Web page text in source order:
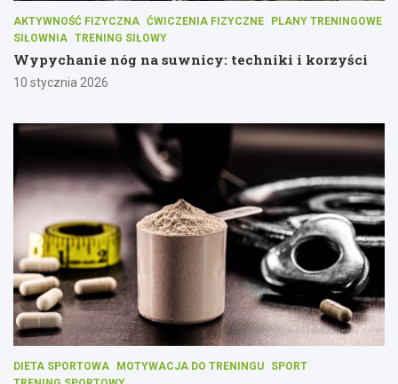
AKTYWNOŚĆ FIZYCZNA ĆWICZENIA FIZYCZNE
PLANY TRENINGOWE
SIŁOWNIA TRENING SIŁOWY
Wypychanie nóg na suwnicy: techniki i korzyści
10 stycznia 2026
DIETA SPORTOWA MOTYWACJA DO TRENINGU
SPORT